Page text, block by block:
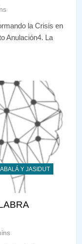
la Crisis en
Anulación4. La
Y JASIDUT